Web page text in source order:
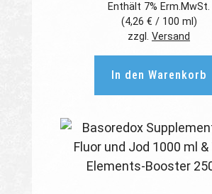
Enthält 7% Erm.MwSt.
(4,26 € / 100 ml)
zzgl. Versand
In den Warenkorb